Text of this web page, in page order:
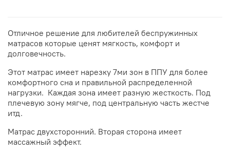
Отличное решение для любителей беспружинных
матрасов которые ценят мягкость, комфорт и
долговечность.
Этот матрас имеет нарезку 7ми зон в ППУ для более
комфортного сна и правильной распределенной
нагрузки. Каждая зона имеет разную жесткость. Под
плечевую зону мягче, под центральную часть жестче
итд.
Матрас двухсторонний. Вторая сторона имеет
массажный эффект.